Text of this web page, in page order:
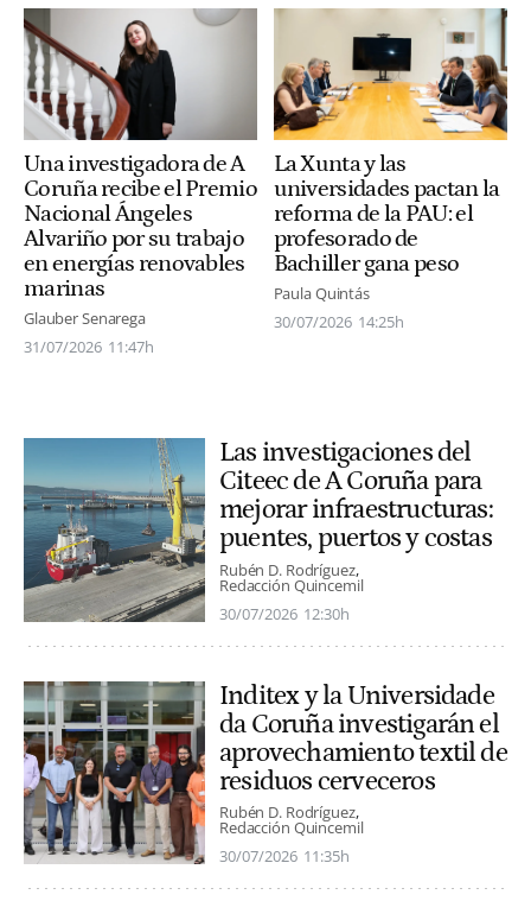
Una investigadora de A
Coruña recibe el Premio
Nacional Ángeles
Alvariño por su trabajo
en energías renovables
marinas
Glauber Senarega
31/07/2026 11:47h
La Xunta y las
universidades pactan la
reforma de la PAU: el
profesorado de
Bachiller gana peso
Paula Quintás
30/07/2026 14:25h
Las investigaciones del
Citeec de A Coruña para
mejorar infraestructuras:
puentes, puertos y costas
Rubén D. Rodríguez
Redacción Quincemil
30/07/2026 12:30h
Inditex y la Universidade
da Coruña investigarán el
aprovechamiento textil de
residuos cerveceros
Rubén D. Rodríguez
Redacción Quincemil
30/07/2026 11:35h